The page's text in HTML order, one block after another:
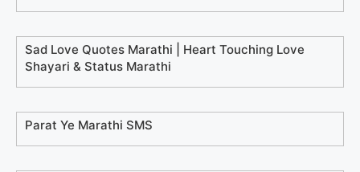
Sad Love Quotes Marathi | Heart Touching Love
Shayari & Status Marathi
Parat Ye Marathi SMS